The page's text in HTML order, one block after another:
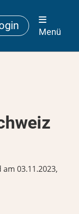
Menü
03.11.2023,